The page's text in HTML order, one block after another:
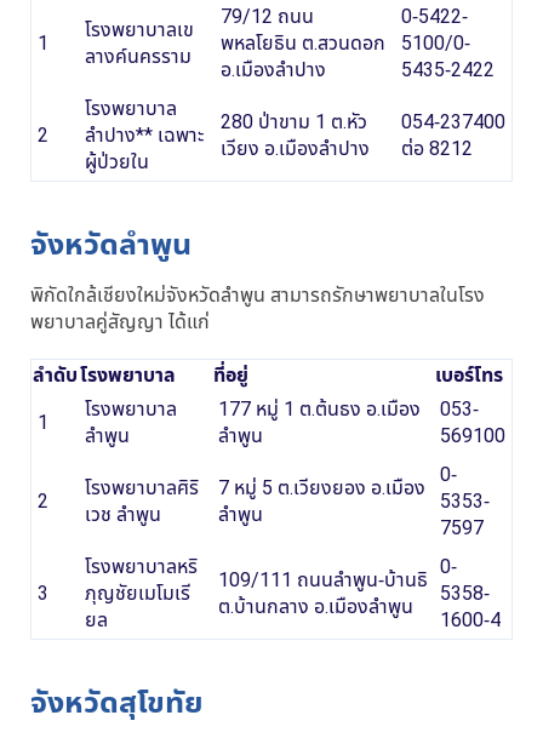
1
โรงพยาบาลเข
ลางค์นครราม
79/12 ถนน
พหลโยธิน ต.สวนดอก
อ.เมืองลำปาง
0-5422-
5100/0-
5435-2422
2
โรงพยาบาล
ลำปาง** เฉพาะ
ผู้ป่วยใน
280 ป่าขาม 1 ต.หัว
เวียง อ.เมืองลำปาง
054-237400
ต่อ 8212
จังหวัดลำพูน
พิกัดใกล้เชียงใหม่จังหวัดลำพูน สามารถรักษาพยาบาลในโรง
พยาบาลคู่สัญญา ได้แก่
ลำดับโรงพยาบาล ที่อยู่
เบอร์โทร
1
โรงพยาบาล
ลำพูน
177 หมู่ 1 ต.ต้นธง อ.เมือง
ลำพูน
053-
569100
2
โรงพยาบาลศิริ
เวช ลำพูน
7 หมู่ 5 ต.เวียงยอง อ.เมือง
ลำพูน
0-
5353-
7597
3
โรงพยาบาลหริ
ภุญชัยเมโมเรี
ยล
109/111 ถนนลำพูน-บ้านธิ
ต.บ้านกลาง อ.เมืองลำพูน
0-
5358-
1600-4
จังหวัดสุโขทัย